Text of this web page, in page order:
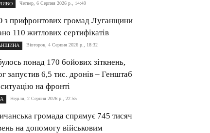
Четвер, 6 Серпня 2026 р., 14:49
прифронтових громад Луганщини
110 житлових сертифікатів
Вівторок, 4 Серпня 2026 р., 18:32
понад 170 бойових зіткнень,
запустив 6,5 тис. дронів – Генштаб
на фронті
Неділя, 2 Серпня 2026 р., 22:55
громада спрямує 745 тисяч
на допомогу військовим